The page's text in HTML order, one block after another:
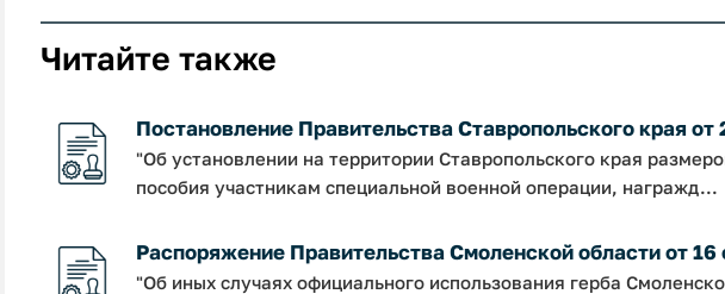
Читайте также
Постановление Правительства Ставропольского края от
"Об установлении на территории Ставропольского края
пособия участникам специальной военной операции, награжд...
Распоряжение Правительства Смоленской области от 16
"Об иных случаях официального использования герба